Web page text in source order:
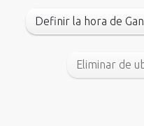
Definir la hora de
Eliminar de